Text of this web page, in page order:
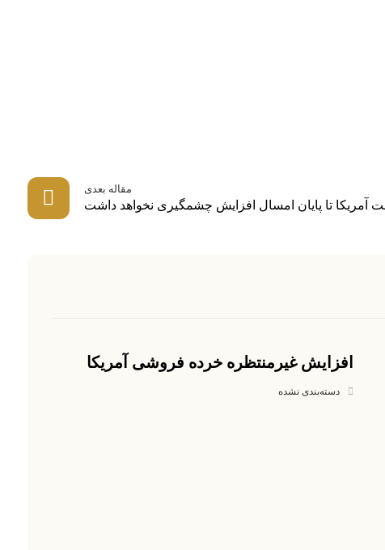
مقاله بعدی
آمریکا تا پایان امسال افزایش چشمگیری نخواهد داشت
افزایش غیرمنتظره خرده فروشی آمریکا
دسته‌بندی نشده